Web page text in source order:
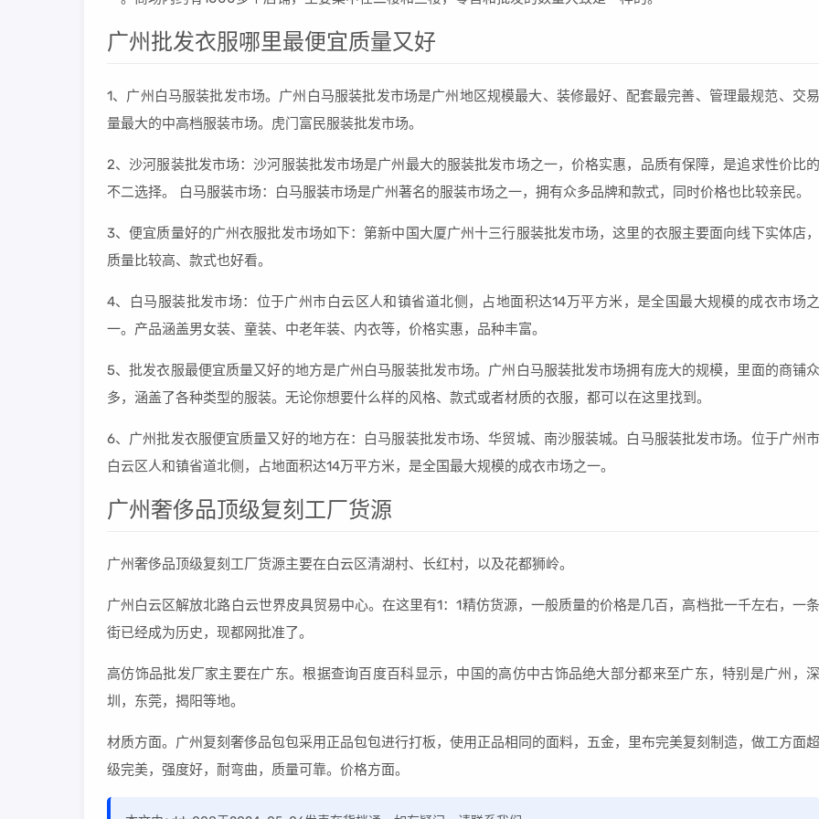
广州批发衣服哪里最便宜质量又好
1、广州白马服装批发市场。广州白马服装批发市场是广州地区规模最大、装修最好、配套最完善、管理最规范、交易
量最大的中高档服装市场。虎门富民服装批发市场。
2、沙河服装批发市场：沙河服装批发市场是广州最大的服装批发市场之一，价格实惠，品质有保障，是追求性价比的
不二选择。 白马服装市场：白马服装市场是广州著名的服装市场之一，拥有众多品牌和款式，同时价格也比较亲民。
3、便宜质量好的广州衣服批发市场如下：第新中国大厦广州十三行服装批发市场，这里的衣服主要面向线下实体店，
质量比较高、款式也好看。
4、白马服装批发市场：位于广州市白云区人和镇省道北侧，占地面积达14万平方米，是全国最大规模的成衣市场之
一。产品涵盖男女装、童装、中老年装、内衣等，价格实惠，品种丰富。
5、批发衣服最便宜质量又好的地方是广州白马服装批发市场。广州白马服装批发市场拥有庞大的规模，里面的商铺众
多，涵盖了各种类型的服装。无论你想要什么样的风格、款式或者材质的衣服，都可以在这里找到。
6、广州批发衣服便宜质量又好的地方在：白马服装批发市场、华贸城、南沙服装城。白马服装批发市场。位于广州市
白云区人和镇省道北侧，占地面积达14万平方米，是全国最大规模的成衣市场之一。
广州奢侈品顶级复刻工厂货源
广州奢侈品顶级复刻工厂货源主要在白云区清湖村、长红村，以及花都狮岭。
广州白云区解放北路白云世界皮具贸易中心。在这里有1：1精仿货源，一般质量的价格是几百，高档批一千左右，一条
街已经成为历史，现都网批准了。
高仿饰品批发厂家主要在广东。根据查询百度百科显示，中国的高仿中古饰品绝大部分都来至广东，特别是广州，深
圳，东莞，揭阳等地。
材质方面。广州复刻奢侈品包包采用正品包包进行打板，使用正品相同的面料，五金，里布完美复刻制造，做工方面超
级完美，强度好，耐弯曲，质量可靠。价格方面。